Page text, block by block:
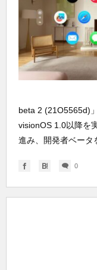
beta 2 (21O5565d)
visionOS 1.0以降を
進み、開発者ベータ
0